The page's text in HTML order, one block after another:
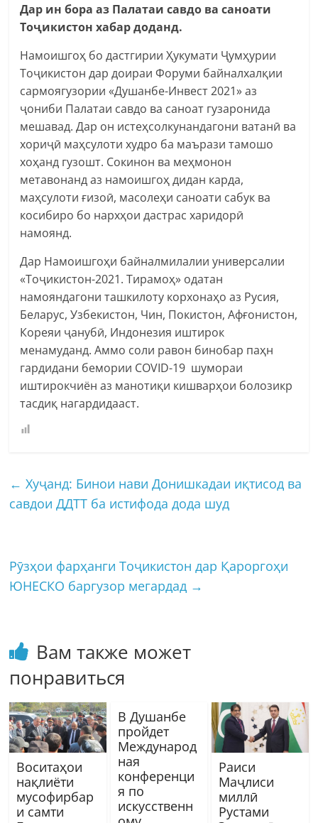
Дар ин бора аз Палатаи савдо ва саноати
Тоҷикистон хабар доданд.
Намоишгоҳ бо дастгирии Ҳукумати Ҷумҳурии
Тоҷикистон дар доираи Форуми байналхалқии
сармоягузории «Душанбе-Инвест 2021» аз
ҷониби Палатаи савдо ва саноат гузаронида
мешавад. Дар он истеҳсолкунандагони ватанӣ ва
хориҷӣ маҳсулоти худро ба маърази тамошо
хоҳанд гузошт. Сокинон ва меҳмонон
метавонанд аз намоишгоҳ дидан карда,
маҳсулоти ғизоӣ, масолеҳи саноати сабук ва
косибиро бо нархҳои дастрас харидорӣ
намоянд.
Дар Намоишгоҳи байналмилалии универсалии
«Тоҷикистон-2021. Тирамоҳ» одатан
намояндагони ташкилоту корхонаҳо аз Русия,
Беларус, Узбекистон, Чин, Покистон, Афғонистон,
Кореяи ҷанубӣ, Индонезия иштирок
менамуданд. Аммо соли равон бинобар паҳн
гардидани бемории COVID-19 шумораи
иштирокчиён аз манотиқи кишварҳои болозикр
тасдиқ нагардидааст.
← Хуҷанд: Бинои нави Донишкадаи иқтисод ва
савдои ДДТТ ба истифода дода шуд
Рӯзҳои фарҳанги Тоҷикистон дар Қароргоҳи
ЮНЕСКО баргузор мегардад →
Вам также может
понравиться
Воситаҳои
нақлиёти
мусофирбар
и самти
В Душанбе
пройдет
Международ
ная
конференци
я по
искусственн
Раиси
Маҷлиси
миллӣ
Рустами